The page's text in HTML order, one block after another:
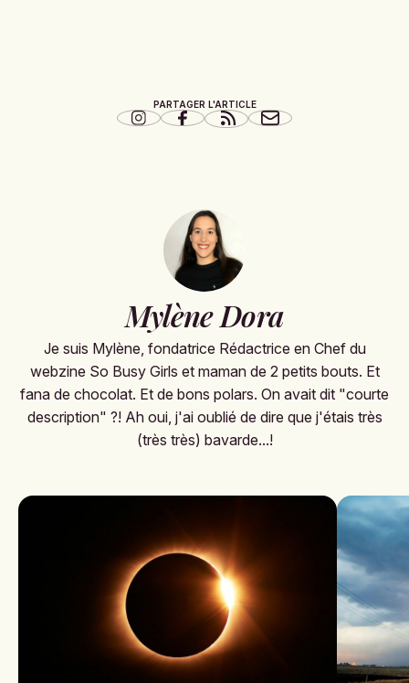
PARTAGER L'ARTICLE
Mylène Dora
Je suis Mylène, fondatrice Rédactrice en Chef du
webzine So Busy Girls et maman de 2 petits bouts. Et
fana de chocolat. Et de bons polars. On avait dit "courte
description" ?! Ah oui, j'ai oublié de dire que j'étais très
(très très) bavarde...!